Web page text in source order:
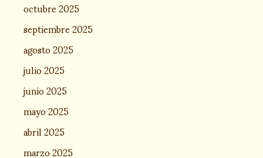
octubre 2025
septiembre 2025
agosto 2025
julio 2025
junio 2025
mayo 2025
abril 2025
marzo 2025